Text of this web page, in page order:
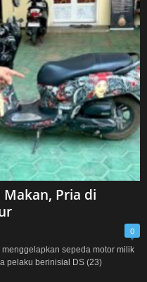
Pria di
0
sepeda motor milik
pelaku berinisial DS (23)